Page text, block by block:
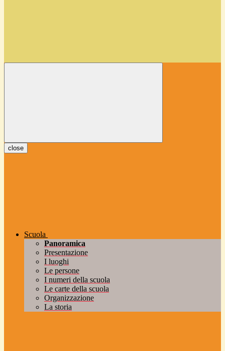
close
Scuola
Panoramica
Presentazione
I luoghi
Le persone
I numeri della scuola
Le carte della scuola
Organizzazione
La storia